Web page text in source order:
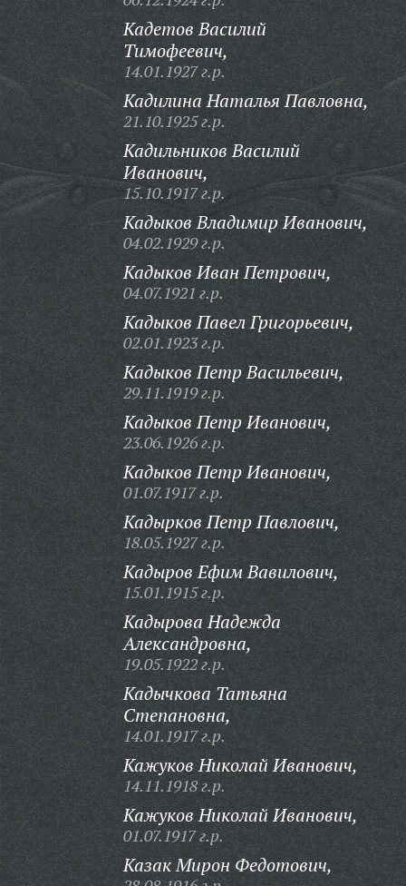
Кадетов Василий
Тимофеевич,
14.01.1927 г.р.
Кадилина Наталья Павловна,
21.10.1925 г.р.
Кадильников Василий
Иванович,
15.10.1917 г.р.
Кадыков Владимир Иванович,
04.02.1929 г.р.
Кадыков Иван Петрович,
04.07.1921 г.р.
Кадыков Павел Григорьевич,
02.01.1923 г.р.
Кадыков Петр Васильевич,
29.11.1919 г.р.
Кадыков Петр Иванович,
23.06.1926 г.р.
Кадыков Петр Иванович,
01.07.1917 г.р.
Кадырков Петр Павлович,
18.05.1927 г.р.
Кадыров Ефим Вавилович,
15.01.1915 г.р.
Кадырова Надежда
Александровна,
19.05.1922 г.р.
Кадычкова Татьяна
Степановна,
14.01.1917 г.р.
Кажуков Николай Иванович,
14.11.1918 г.р.
Кажуков Николай Иванович,
01.07.1917 г.р.
Казак Мирон Федотович,